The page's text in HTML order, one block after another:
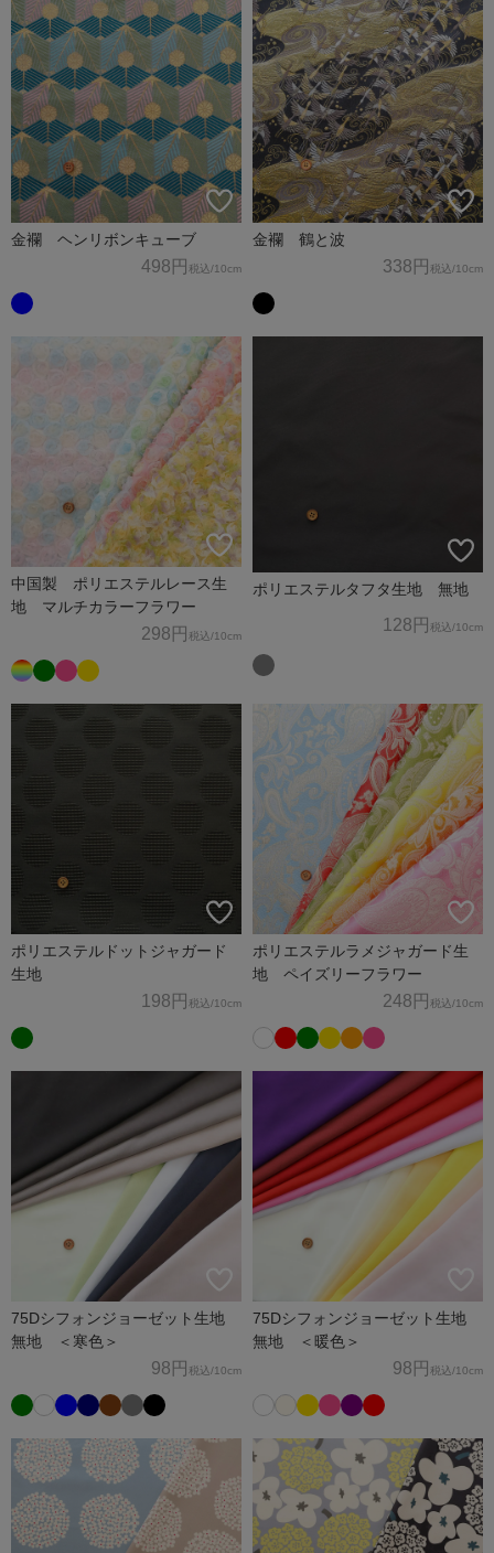
金襴 ヘンリボンキューブ
498円 税込/10cm
金襴 鶴と波
338円 税込/10cm
中国製 ポリエステルレース生
地 マルチカラーフラワー
298円 税込/10cm
ポリエステルタフタ生地 無地
128円 税込/10cm
ポリエステルドットジャガード
生地
198円 税込/10cm
ポリエステルラメジャガード生
地 ペイズリーフラワー
248円 税込/10cm
75Dシフォンジョーゼット生地
無地 ＜寒色＞
98円 税込/10cm
75Dシフォンジョーゼット生地
無地 ＜暖色＞
98円 税込/10cm